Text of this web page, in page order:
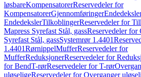
løsbareKompensatorerReservedeler for
KompensatorerGjennomføringer
EndedekslerTilkoblingerReservedeler for
Mapress Syrefast Stål, gassReservedeler for
Syrefast Stål, gassSystemrør 1.4401
1.4401RørnippelMufferReservedeler for
MufferReduksjonerReservedeler for
for BendT-rørReservedeler for T-rør
uløseligeReservedeler for Overganger